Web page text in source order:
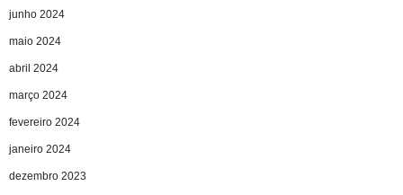
junho 2024
maio 2024
abril 2024
março 2024
fevereiro 2024
janeiro 2024
dezembro 2023